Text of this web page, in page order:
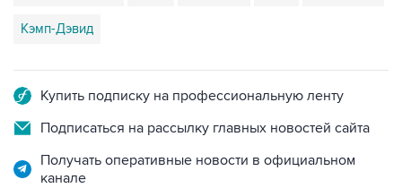
Кэмп-Дэвид
Купить подписку на профессиональную ленту
Подписаться на рассылку главных новостей сайта
Получать оперативные новости в официальном
канале